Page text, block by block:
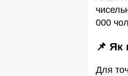
000
📌
Для